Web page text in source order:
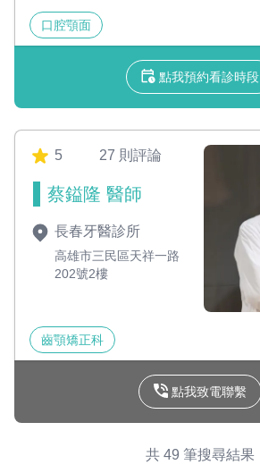
口腔顎面
點我預約看診時段
5 27 則評論
蔡鎰隆 醫師
長春牙醫診所
高雄市三民區天祥一路
202號2樓
齒顎矯正科
點我致電聯繫
共 49 筆搜尋結果